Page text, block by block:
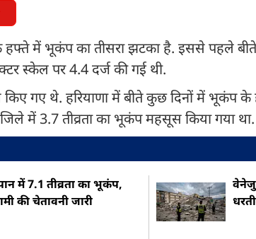
हफ्ते में भूकंप का तीसरा झटका है. इससे पहले
स्केल पर 4.4 दर्ज की गई थी.
गए थे. हरियाणा में बीते कुछ दिनों में भूकंप
में 3.7 तीव्रता का भूकंप महसूस किया गया था.
में 7.1 तीव्रता का भूकंप,
की चेतावनी जारी